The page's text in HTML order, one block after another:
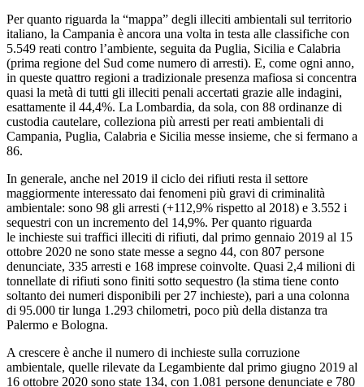
Per quanto riguarda la “mappa” degli illeciti ambientali sul territorio
italiano, la Campania è ancora una volta in testa alle classifiche con
5.549 reati contro l’ambiente, seguita da Puglia, Sicilia e Calabria
(prima regione del Sud come numero di arresti). E, come ogni anno,
in queste quattro regioni a tradizionale presenza mafiosa si concentra
quasi la metà di tutti gli illeciti penali accertati grazie alle indagini,
esattamente il 44,4%. La Lombardia, da sola, con 88 ordinanze di
custodia cautelare, colleziona più arresti per reati ambientali di
Campania, Puglia, Calabria e Sicilia messe insieme, che si fermano a
86.
In generale, anche nel 2019 il ciclo dei rifiuti resta il settore
maggiormente interessato dai fenomeni più gravi di criminalità
ambientale: sono 98 gli arresti (+112,9% rispetto al 2018) e 3.552 i
sequestri con un incremento del 14,9%. Per quanto riguarda
le inchieste sui traffici illeciti di rifiuti, dal primo gennaio 2019 al 15
ottobre 2020 ne sono state messe a segno 44, con 807 persone
denunciate, 335 arresti e 168 imprese coinvolte. Quasi 2,4 milioni di
tonnellate di rifiuti sono finiti sotto sequestro (la stima tiene conto
soltanto dei numeri disponibili per 27 inchieste), pari a una colonna
di 95.000 tir lunga 1.293 chilometri, poco più della distanza tra
Palermo e Bologna.
A crescere è anche il numero di inchieste sulla corruzione
ambientale, quelle rilevate da Legambiente dal primo giugno 2019 al
16 ottobre 2020 sono state 134, con 1.081 persone denunciate e 780